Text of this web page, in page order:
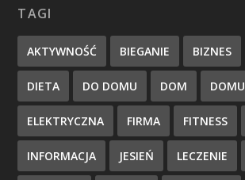
TAGI
AKTYWNOŚĆ BIEGANIE BIZNES
DIETA DO DOMU DOM DOMU
ELEKTRYCZNA FIRMA FITNESS
INFORMACJA JESIEŃ LECZENIE